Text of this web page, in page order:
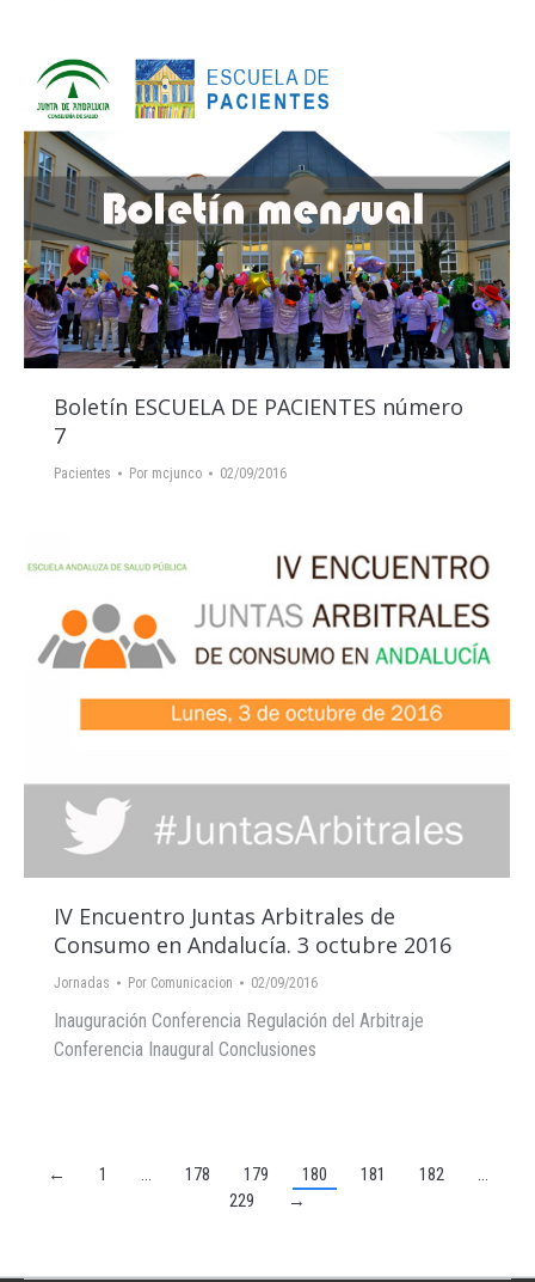
Boletín ESCUELA DE PACIENTES número
7
Pacientes Por mcjunco 02/09/2016
IV Encuentro Juntas Arbitrales de
Consumo en Andalucía. 3 octubre 2016
Jornadas Por Comunicacion 02/09/2016
Inauguración Conferencia Regulación del Arbitraje
Conferencia Inaugural Conclusiones
← 1 … 178 179 180 181 182
…
229
→